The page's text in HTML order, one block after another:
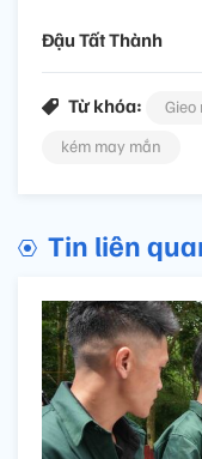
Đậu Tất Thành
Từ khóa: Gieo
kém may mắn
Tin liên